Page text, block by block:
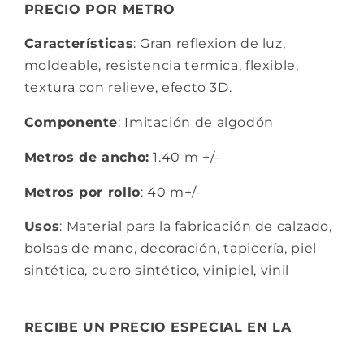
PRECIO POR METRO
Características: Gran reflexion de luz,
moldeable, resistencia termica, flexible,
textura con relieve, efecto 3D.
Componente: Imitación de algodón
Metros de ancho: 1.40 m +/-
Metros por rollo: 40 m+/-
Usos: Material para la fabricación de calzado,
bolsas de mano, decoración, tapicería, piel
sintética, cuero sintético, vinipiel, vinil
RECIBE UN PRECIO ESPECIAL EN LA